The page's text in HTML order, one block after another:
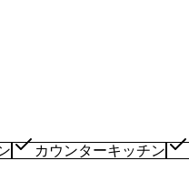
カウンターキッチン